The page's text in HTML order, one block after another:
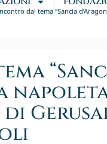
dal tema “Sancia